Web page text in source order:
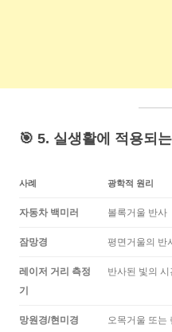
🎯 5. 실생활에 적용되
사례 광학적 원리
자동차 백미러 볼록거울 반사
잠망경 평면거울의 반
레이저 거리 측정
기
반사된 빛의 시
망원경/현미경
오목거울 또는